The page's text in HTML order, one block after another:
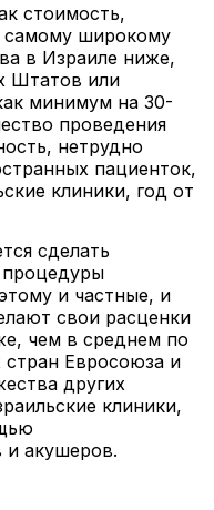
стоимость,
самому широкому
в Израиле ниже,
Штатов или
минимум на 30-
проведения
нетрудно
пациенток,
клиники, год от
сделать
процедуры
и частные, и
свои расценки
чем в среднем по
Евросоюза и
других
клиники,
и акушеров.